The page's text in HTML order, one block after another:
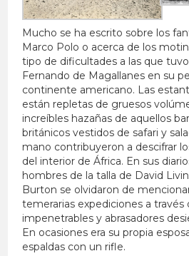
Mucho se ha escrito sobre los
Marco Polo o acerca de los
tipo de dificultades a las que
Fernando de Magallanes en su
continente americano. Las
están repletas de gruesos
increíbles hazañas de aquellos
británicos vestidos de safari y
mano contribuyeron a descifrar
del interior de África. En sus
hombres de la talla de David
Burton se olvidaron de
temerarias expediciones a través
impenetrables y abrasadores
En ocasiones era su propia
espaldas con un rifle.